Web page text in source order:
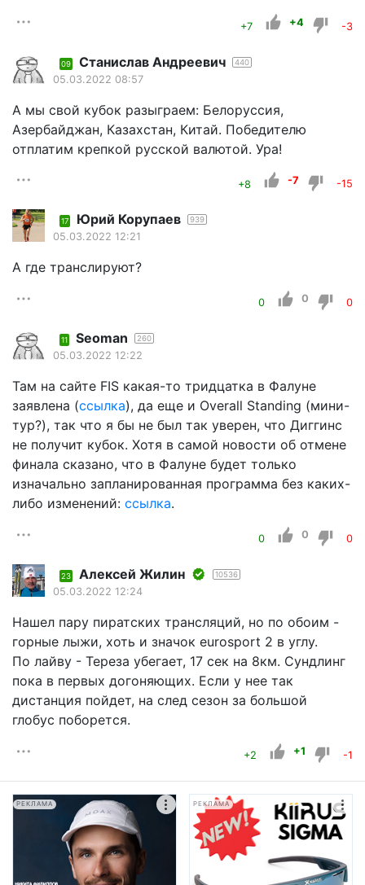
+7 +4 -3
09 Станислав Андреевич 440
05.03.2022 08:57
А мы свой кубок разыграем: Белоруссия,
Азербайджан, Казахстан, Китай. Победителю
отплатим крепкой русской валютой. Ура!
+8 -7 -15
17 Юрий Корупаев 939
05.03.2022 12:21
А где транслируют?
0 0 0
11 Seoman 260
05.03.2022 12:22
Там на сайте FIS какая-то тридцатка в Фалуне
заявлена (ссылка), да еще и Overall Standing (мини-
тур?), так что я бы не был так уверен, что Диггинс
не получит кубок. Хотя в самой новости об отмене
финала сказано, что в Фалуне будет только
изначально запланированная программа без каких-
либо изменений: ссылка.
0 0 0
23 Алексей Жилин 10536
05.03.2022 12:24
Нашел пару пиратских трансляций, но по обоим -
горные лыжи, хоть и значок eurosport 2 в углу.
По лайву - Тереза убегает, 17 сек на 8км. Сундлинг
пока в первых догоняющих. Если у нее так
дистанция пойдет, на след сезон за большой
глобус поборется.
+2 +1 -1
РЕКЛАМА РЕКЛАМА